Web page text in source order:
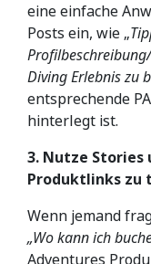
eine einfache
Posts ein, wie „
Diving Erlebnis zu
entsprechende
hinterlegt ist.
3. Nutze Stories
Produktlinks zu
Wenn jemand
„Wo kann ich
Adventures